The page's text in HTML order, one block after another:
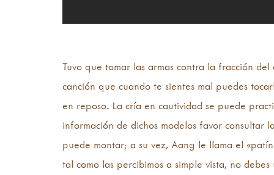
Tuvo que tomar las armas contra la fracción
canción que cuando te sientes mal puedes
en reposo. La cría en cautividad se puede
información de dichos modelos favor consultar
puede montar; a su vez, Aang le llama el
tal como las percibimos a simple vista, no